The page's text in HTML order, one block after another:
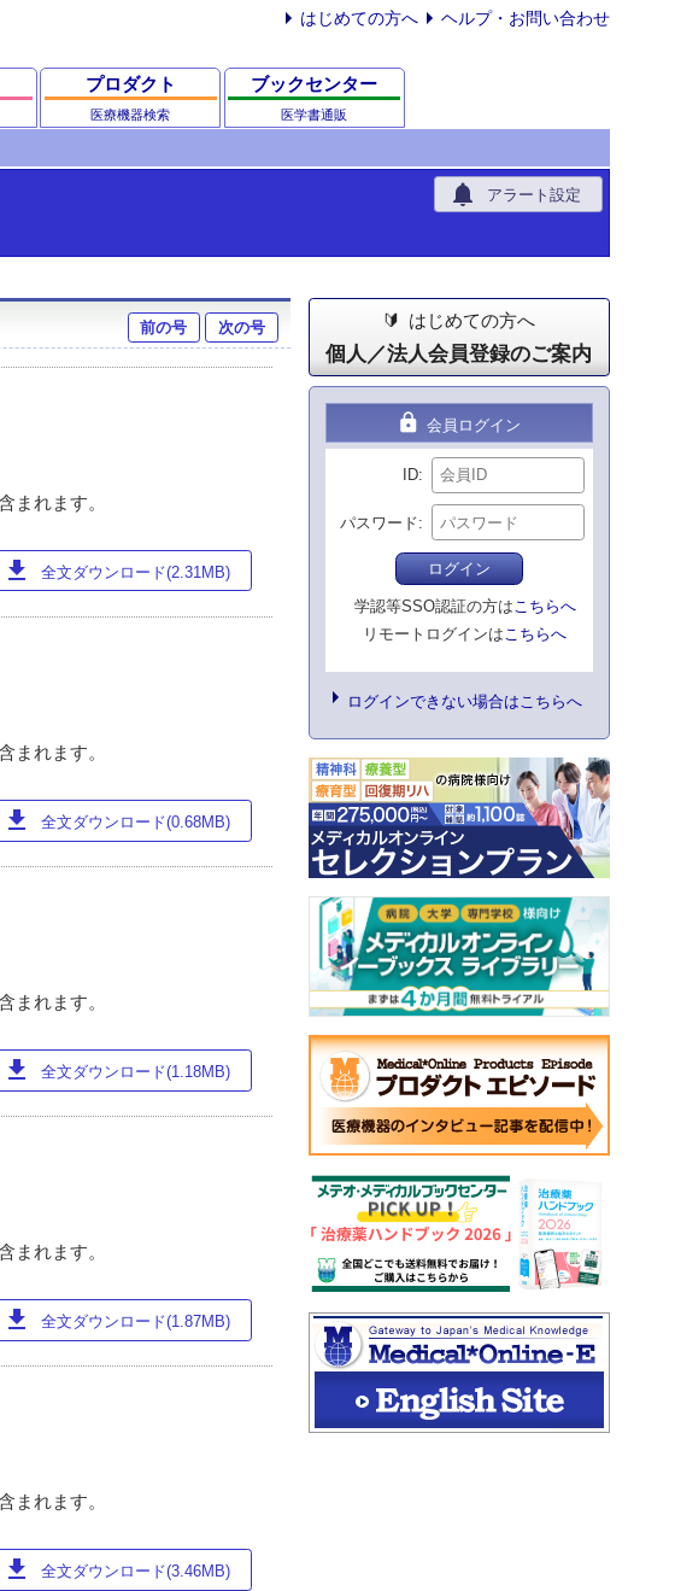
はじめての方へ ヘルプ・お問い合わせ
プロダクト
医療機器検索
ブックセンター
医学書通販
notifications アラート設定
前の号 次の号
まれます。
download 全文ダウンロード(2.31MB)
まれます。
download 全文ダウンロード(0.68MB)
まれます。
download 全文ダウンロード(1.18MB)
まれます。
download 全文ダウンロード(1.87MB)
まれます。
download 全文ダウンロード(3.46MB)
はじめての方へ
個人／法人会員登録のご案内
lock 会員ログイン
ID
パスワード
ログイン
学認等SSO認証の方はこちらへ
リモートログインはこちらへ
ログインできない場合はこちらへ